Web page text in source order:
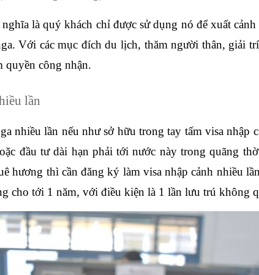
là quý khách chỉ được sử dụng nó để xuất
Với các mục đích du lịch, thăm người thân, giải
quyền công nhận.
lần
nhiều lần nếu như sở hữu trong tay tấm visa nhập
đầu tư dài hạn phải tới nước này trong quãng
hương thì cần đăng ký làm visa nhập cảnh nhiều
cho tới 1 năm, với điều kiện là 1 lần lưu trú không